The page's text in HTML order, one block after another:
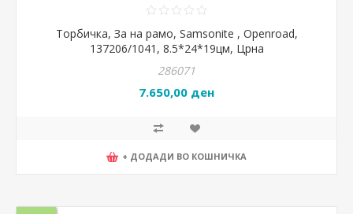
Торбичка, За на рамо, Samsonite , Openroad,
137206/1041, 8.5*24*19цм, Црна
286071
7.650,00 ден
+ ДОДАДИ ВО КОШНИЧКА